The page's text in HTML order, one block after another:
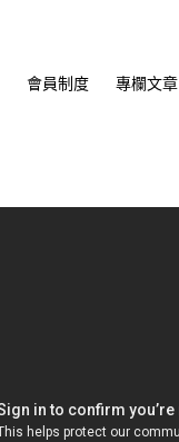
會員制度 專欄文章